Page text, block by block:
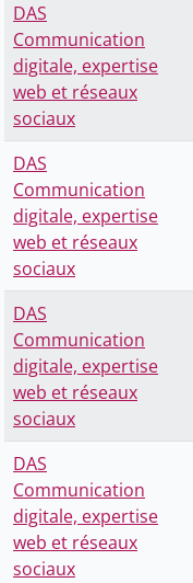
DAS
Communication
digitale, expertise
web et réseaux
sociaux
DAS
Communication
digitale, expertise
web et réseaux
sociaux
DAS
Communication
digitale, expertise
web et réseaux
sociaux
DAS
Communication
digitale, expertise
web et réseaux
sociaux